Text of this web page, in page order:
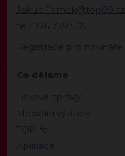
Jakub.Tomek@top09.cz
tel.: 776 739 505
Registrace pro novináře
Co děláme
Tiskové zprávy
Mediální výstupy
TOPlife
Aplikace